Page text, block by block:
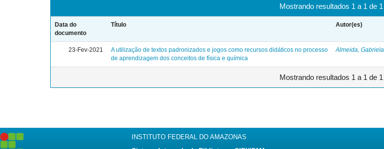
Mostrando resultados 1 a 1 de 1
Data do
documento
Título Autor(es)
23-Fev-2021
A utilização de textos padronizados e jogos como recursos didáticos no processo
de aprendizagem dos conceitos de física e química
Almeida, Gabriela
Mostrando resultados 1 a 1 de 1
INSTITUTO FEDERAL DO AMAZONAS